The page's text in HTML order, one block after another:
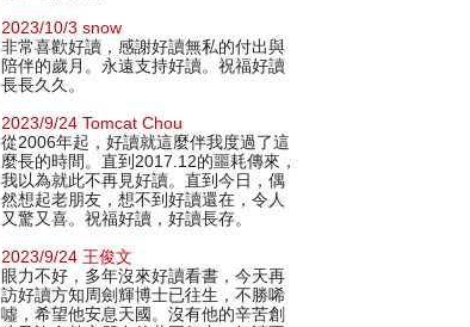
2023/10/3 snow
非常喜歡好讀，感謝好讀無私的付出與
陪伴的歲月。永遠支持好讀。祝福好讀
長長久久。
2023/9/24 Tomcat Chou
從2006年起，好讀就這麼伴我度過了這
麼長的時間。直到2017.12的噩耗傳來，
我以為就此不再見好讀。直到今日，偶
然想起老朋友，想不到好讀還在，令人
又驚又喜。祝福好讀，好讀長存。
2023/9/24 王俊文
眼力不好，多年沒來好讀看書，今天再
訪好讀方知周劍輝博士已往生，不勝唏
噓，希望他安息天國。沒有他的辛苦創